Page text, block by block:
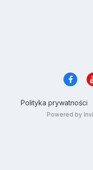
Polityka prywatności
Powered by